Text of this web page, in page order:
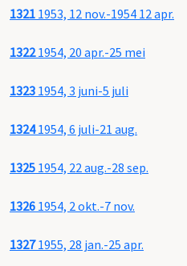
1321 1953, 12 nov.-1954 12 apr.
13221954, 20 apr.-25 mei
1323 1954, 3 juni-5 juli
13241954, 6 juli-21 aug.
1325 1954, 22 aug.-28 sep.
1326 1954, 2 okt.-7 nov.
13271955, 28 jan.-25 apr.